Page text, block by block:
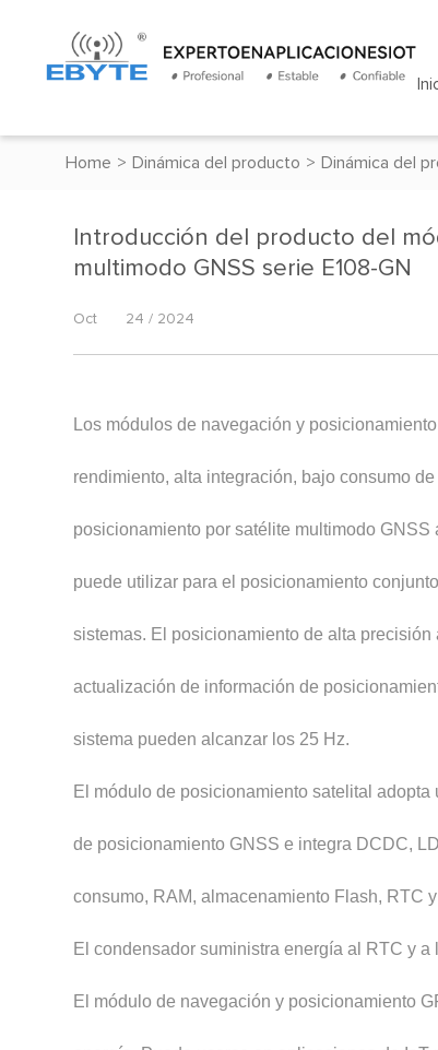
Home > Dinámica del producto > Dinámica del
Introducción del producto del
multimodo GNSS serie E108-GN
Oct 24 / 2024
Los módulos de navegación y
rendimiento, alta integración, bajo consumo
posicionamiento por satélite multimodo
puede utilizar para el posicionamiento
sistemas. El posicionamiento de alta
actualización de información de
sistema pueden alcanzar los 25 Hz.
El módulo de posicionamiento satelital
de posicionamiento GNSS e integra DCDC,
consumo, RAM, almacenamiento Flash, RTC
El condensador suministra energía al RTC y
El módulo de navegación y posicionamiento